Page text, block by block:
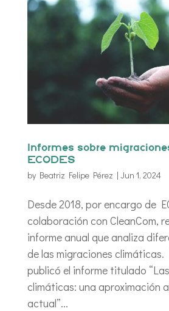
Informes sobre
ECODES
by Beatriz Felipe Pérez | Jun 1, 2024
Desde 2018, por encargo de
colaboración con CleanCom,
informe anual que analiza
de las migraciones climáticas.
publicó el informe titulado
climáticas: una aproximación
actual”...